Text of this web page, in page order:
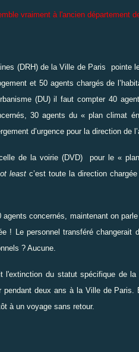
vraiment à l'ancien département
(DRH) de la Ville de Paris
pointe
et 50 agents chargés de
(DU) il faut compter 40
30 agents du « plan climat
d’urgence pour la direction de
de la voirie (DVD)
pour le «
least c’est toute la direction
concernés, maintenant on
! Le personnel transféré changerait
? Aucune.
l'extinction du statut spécifique de
pendant deux ans à la Ville de
à un voyage sans retour.